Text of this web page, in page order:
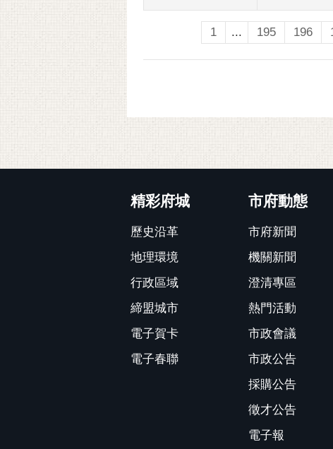
1 ... 195 196
精彩府城
歷史沿革
地理環境
行政區域
締盟城市
電子賀卡
電子春聯
市府動態
市府新聞
機關新聞
澄清專區
熱門活動
市政會議
市政公告
採購公告
徵才公告
電子報